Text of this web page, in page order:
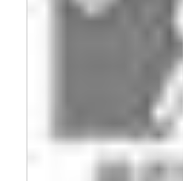
三创大赛
会长致辞